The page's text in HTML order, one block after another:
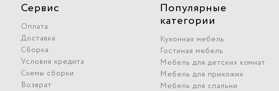
Сервис
Оплата
Доставка
Сборка
Условия кредита
Схемы сборки
Возврат
Популярные
категории
Кухонная мебель
Гостиная мебель
Мебель для детских комнат
Мебель для прихожих
Мебель для спальни